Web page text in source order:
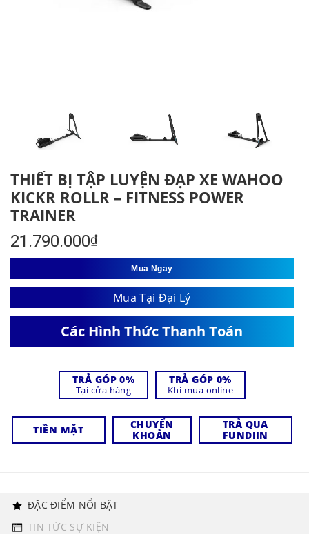
THIẾT BỊ TẬP LUYỆN ĐẠP XE WAHOO
KICKR ROLLR – FITNESS POWER
TRAINER
21.790.000₫
Mua Ngay
Mua Tại Đại Lý
Các Hình Thức Thanh Toán
TRẢ GÓP 0%
Tại cửa hàng
TRẢ GÓP 0%
Khi mua online
TIỀN MẶT
CHUYỂN
KHOẢN
TRẢ QUA
FUNDIIN
ĐẶC ĐIỂM NỔI BẬT
TIN TỨC SỰ KIỆN